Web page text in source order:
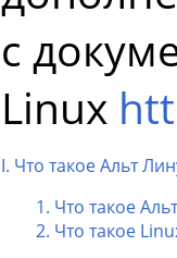
с
Linux
I. Что такое Альт
1. Что такое
2. Что такое